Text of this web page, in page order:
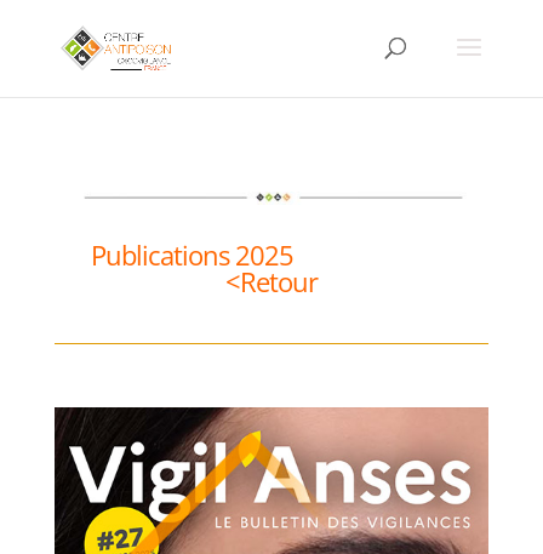
Publications 2025
<Retour